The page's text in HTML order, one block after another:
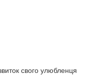
свого улюбленця